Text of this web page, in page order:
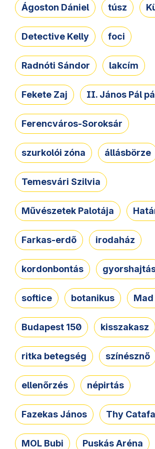
Ágoston Dániel túsz
Detective Kelly foci
Radnóti Sándor lakcím
Fekete Zaj II. János Pál
Ferencváros-Soroksár
szurkolói zóna állásbörze
Temesvári Szilvia
Művészetek Palotája
Farkas-erdő irodaház
kordonbontás
softice botanikus
Budapest 150 kisszakasz
ritka betegség színésznő
ellenőrzés népirtás
Fazekas János Thy
MOL Bubi Puskás Aréna